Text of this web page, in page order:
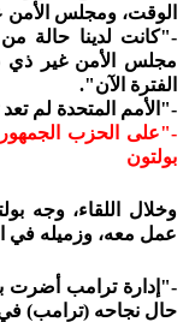
الوقت، ومجلس
-"كانت لدينا حالة
مجلس الأمن غير ذي
الفترة الآن".
-"الأمم المتحدة لم
-"على الحزب
بولتون
وخلال اللقاء، وجه
عمل معه، وزميله في
-"إدارة ترامب أضرت
حال نجاحه (ترامب) في